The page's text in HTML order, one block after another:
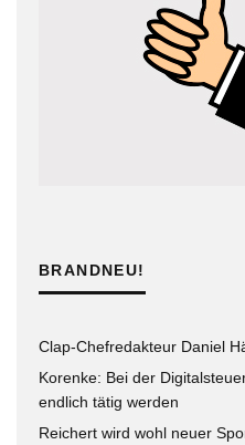
BRANDNEU!
Clap-Chefredakteur Daniel
Korenke: Bei der
endlich tätig werden
Reichert wird wohl neuer